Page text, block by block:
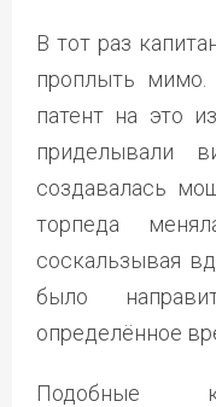
В тот раз
проплыть мимо.
патент на это
приделывали
создавалась
торпеда
соскальзывая
было
определённое
Подобные